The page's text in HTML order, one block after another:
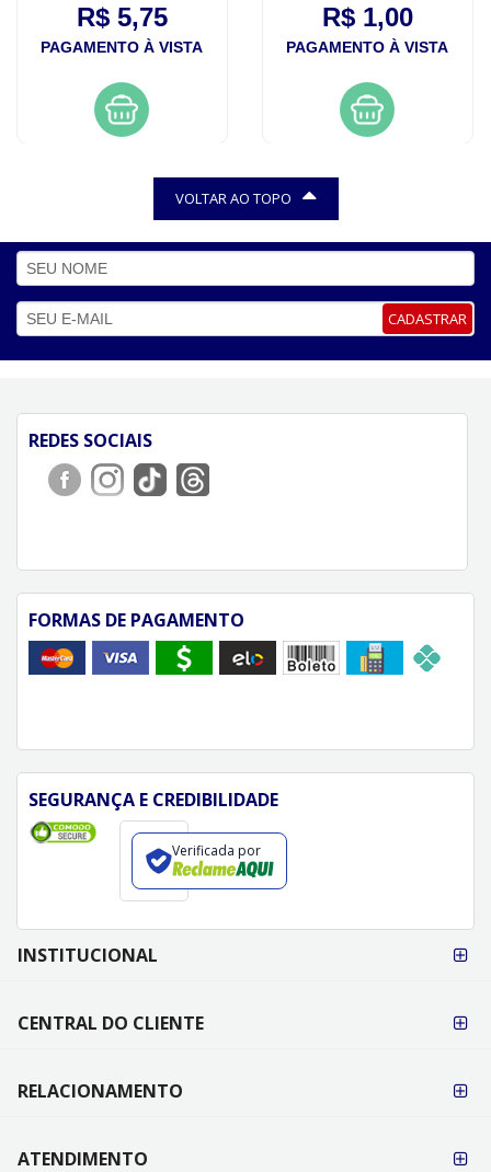
R$ 5,75
PAGAMENTO À VISTA
R$ 1,00
PAGAMENTO À VISTA
VOLTAR AO TOPO
CADASTRAR
REDES SOCIAIS
FORMAS DE PAGAMENTO
SEGURANÇA E CREDIBILIDADE
Verificada por
FORMAS DE
PAGAMENTO
INSTITUCIONAL
CENTRAL DO CLIENTE
RELACIONAMENTO
ATENDIMENTO